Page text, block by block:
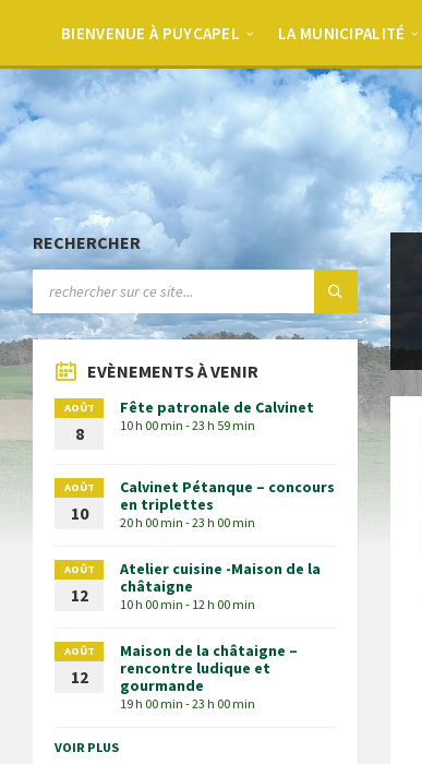
BIENVENUE À PUYCAPEL LA MUNICIPALITÉ
RECHERCHER
EVÈNEMENTS À VENIR
AOÛT
8
Fête patronale de Calvinet
10 h 00 min - 23 h 59 min
AOÛT
10
Calvinet Pétanque – concours
en triplettes
20 h 00 min - 23 h 00 min
AOÛT
12
Atelier cuisine -Maison de la
châtaigne
10 h 00 min - 12 h 00 min
AOÛT
12
Maison de la châtaigne –
rencontre ludique et
gourmande
19 h 00 min - 23 h 00 min
VOIR PLUS